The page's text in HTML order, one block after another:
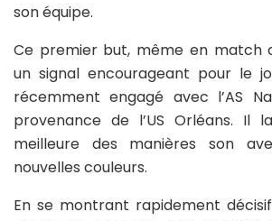
son équipe.
Ce premier but, même en match
un signal encourageant pour le
récemment engagé avec l’AS
provenance de l’US Orléans. Il
meilleure des manières son
nouvelles couleurs.
En se montrant rapidement